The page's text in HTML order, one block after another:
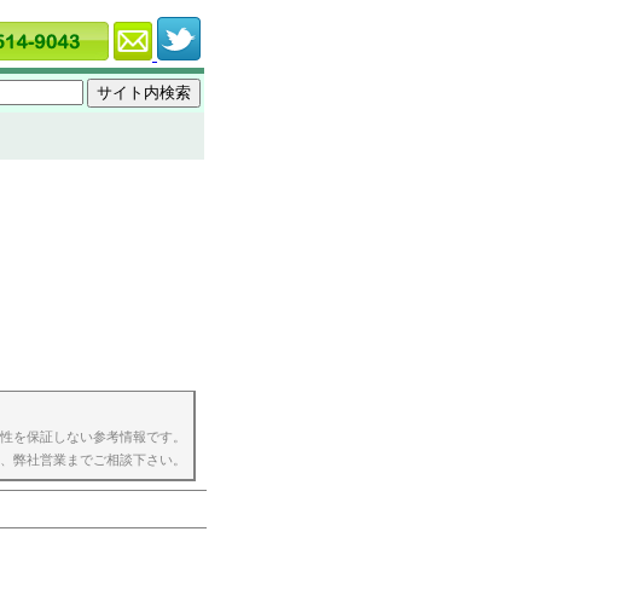
を保証しない参考情報です。
弊社営業までご相談下さい。